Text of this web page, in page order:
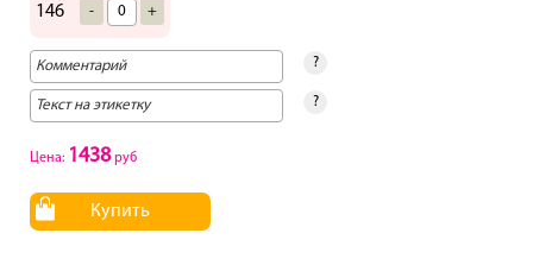
146 - +
?
?
Цена: 1438руб
Купить